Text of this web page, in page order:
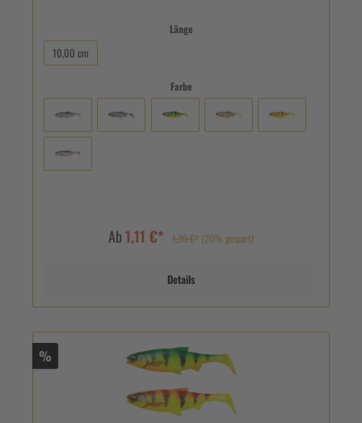
Länge
10,00 cm
Farbe
Ab1,11 €* 1,39 €* (20% gespart)
Details
%